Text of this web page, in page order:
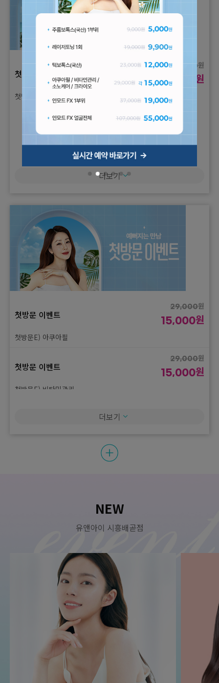
첫방문 이벤트
120,000원
65,000 원
첫방문E) 피코프락셀 나비존
더보기
첫방문 이벤트
29,000원
15,000원
첫방문E) 아쿠아필
첫방문 이벤트
29,000원
15,000원
첫방문E) 비타민관리
더보기
NEW
유앤아이 시흥배곧점